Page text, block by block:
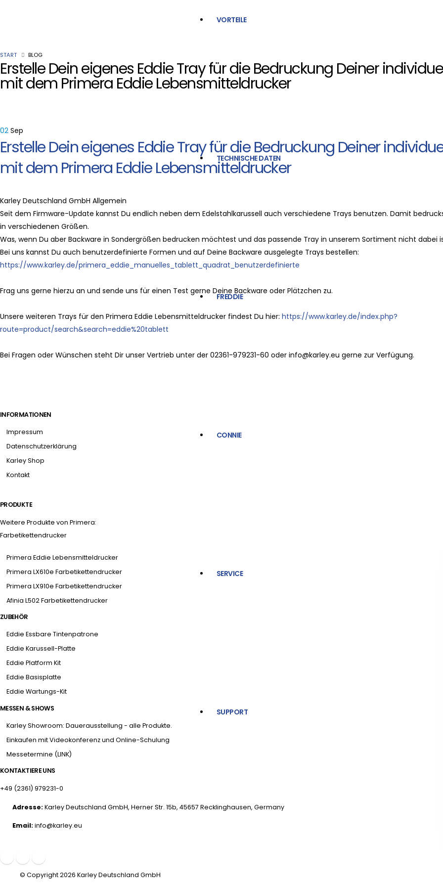
VORTEILE
TECHNISCHE DATEN
FREDDIE
CONNIE
SERVICE
SUPPORT
START BLOG
Erstelle Dein eigenes Eddie Tray für die Bedruckung Deiner
mit dem Primera Eddie Lebensmitteldrucker
02 Sep
Erstelle Dein eigenes Eddie Tray für die Bedruckung Deiner
mit dem Primera Eddie Lebensmitteldrucker
Karley Deutschland GmbH Allgemein
Seit dem Firmware-Update kannst Du endlich neben dem Edelstahlkarussell auch verschiedene Trays benutzen. Damit
in verschiedenen Größen.
Was, wenn Du aber Backware in Sondergrößen bedrucken möchtest und das passende Tray in unserem Sortiment nicht dabei
Bei uns kannst Du auch benutzerdefinierte Formen und auf Deine Backware ausgelegte Trays bestellen:
https://www.karley.de/primera_eddie_manuelles_tablett_quadrat_benutzerdefinierte
Frag uns gerne hierzu an und sende uns für einen Test gerne Deine Backware oder Plätzchen zu.
Unsere weiteren Trays für den Primera Eddie Lebensmitteldrucker findest Du hier: https://www.karley.de/index.php?
route=product/search&search=eddie%20tablett
Bei Fragen oder Wünschen steht Dir unser Vertrieb unter der 02361-979231-60 oder info@karley.eu gerne zur Verfügung.
INFORMATIONEN
Impressum
Datenschutzerklärung
Karley Shop
Kontakt
PRODUKTE
Weitere Produkte von Primera:
Farbetikettendrucker
Primera Eddie Lebensmitteldrucker
Primera LX610e Farbetikettendrucker
Primera LX910e Farbetikettendrucker
Afinia L502 Farbetikettendrucker
ZUBEHÖR
Eddie Essbare Tintenpatrone
Eddie Karussell-Platte
Eddie Platform Kit
Eddie Basisplatte
Eddie Wartungs-Kit
MESSEN & SHOWS
Karley Showroom: Dauerausstellung - alle Produkte.
Einkaufen mit Videokonferenz und Online-Schulung
Messetermine (LINK)
KONTAKTIERE UNS
+49 (2361) 979231-0
Adresse: Karley Deutschland GmbH, Herner Str. 15b, 45657 Recklinghausen, Germany
Email: info@karley.eu
© Copyright 2026 Karley Deutschland GmbH